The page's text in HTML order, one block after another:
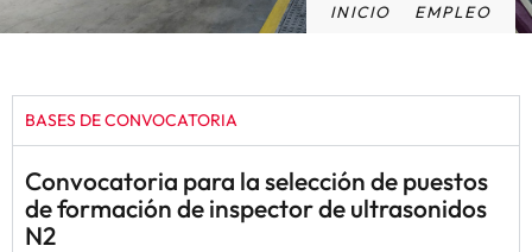
INICIO EMPLEO
BASES DE CONVOCATORIA
Convocatoria para la selección de puestos
de formación de inspector de ultrasonidos
N2